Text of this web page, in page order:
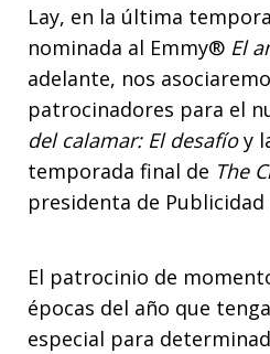
Lay, en la última
nominada al Emmy® El
adelante, nos
patrocinadores para el
del calamar: El desafíoy
temporada final de The
presidenta de
El patrocinio de
épocas del año que
especial para